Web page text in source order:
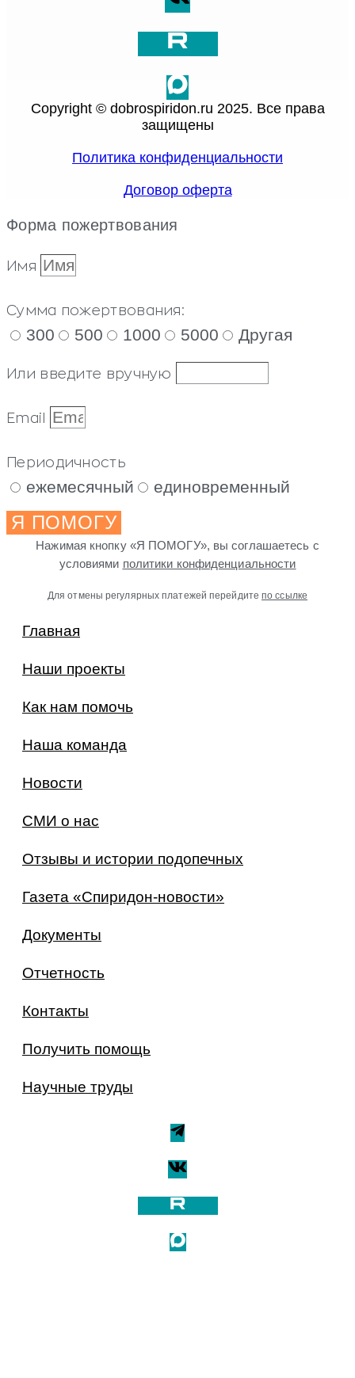
Copyright © dobrospiridon.ru 2025. Все права
защищены
Политика конфиденциальности
Договор оферта
Форма пожертвования
Имя
Сумма пожертвования:
300 500 1000 5000 Другая
Или введите вручную
Email
Периодичность
ежемесячный единовременный
Я ПОМОГУ
Нажимая кнопку «Я ПОМОГУ», вы соглашаетесь с
условиями политики конфиденциальности
Для отмены регулярных платежей перейдитепо ссылке
Главная
Наши проекты
Как нам помочь
Наша команда
Новости
СМИ о нас
Отзывы и истории подопечных
Газета «Спиридон-новости»
Документы
Отчетность
Контакты
Получить помощь
Научные труды